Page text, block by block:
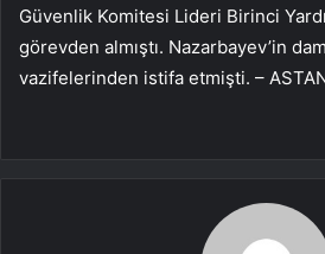
Güvenlik Komitesi Lideri Birinci
görevden almıştı. Nazarbayev’in
vazifelerinden istifa etmişti. –